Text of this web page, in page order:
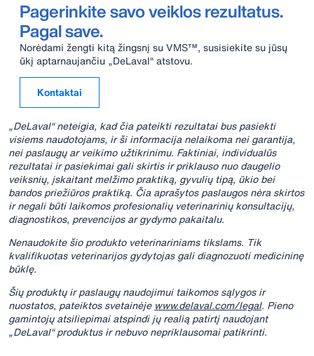
Pagerinkite savo veiklos rezultatus.
Pagal save.
Norėdami žengti kitą žingsnį su VMS™, susisiekite su jūsų
ūkį aptarnaujančiu „DeLaval“ atstovu.
Kontaktai
„DeLaval“ neteigia, kad čia pateikti rezultatai bus pasiekti
visiems naudotojams, ir ši informacija nelaikoma nei garantija,
nei paslaugų ar veikimo užtikrinimu. Faktiniai, individualūs
rezultatai ir pasiekimai gali skirtis ir priklauso nuo daugelio
veiksnių, įskaitant melžimo praktiką, gyvulių tipą, ūkio bei
bandos priežiūros praktiką. Čia aprašytos paslaugos nėra skirtos
ir negali būti laikomos profesionalių veterinarinių konsultacijų,
diagnostikos, prevencijos ar gydymo pakaitalu.
Nenaudokite šio produkto veterinariniams tikslams. Tik
kvalifikuotas veterinarijos gydytojas gali diagnozuoti medicininę
būklę.
Šių produktų ir paslaugų naudojimui taikomos sąlygos ir
nuostatos, pateiktos svetainėje www.delaval.com/legal. Pieno
gamintojų atsiliepimai atspindi jų realią patirtį naudojant
„DeLaval“ produktus ir nebuvo nepriklausomai patikrinti.